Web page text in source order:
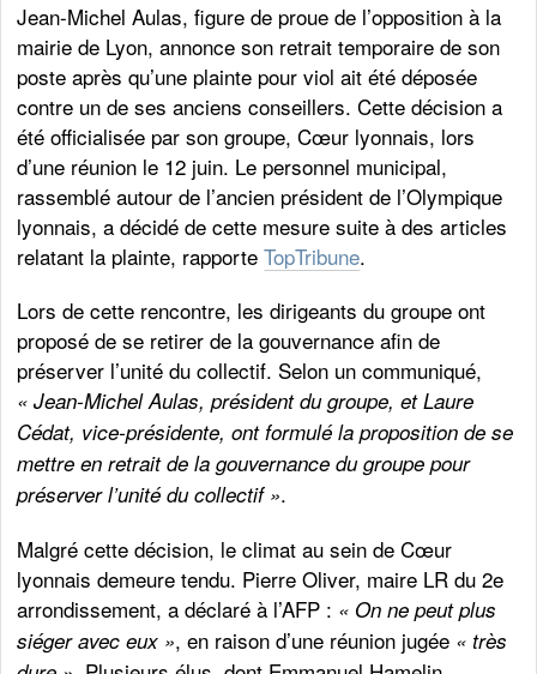
Jean-Michel Aulas, figure de proue de l’opposition à la
mairie de Lyon, annonce son retrait temporaire de son
poste après qu’une plainte pour viol ait été déposée
contre un de ses anciens conseillers. Cette décision a
été officialisée par son groupe, Cœur lyonnais, lors
d’une réunion le 12 juin. Le personnel municipal,
rassemblé autour de l’ancien président de l’Olympique
lyonnais, a décidé de cette mesure suite à des articles
relatant la plainte, rapporteTopTribune.
Lors de cette rencontre, les dirigeants du groupe ont
proposé de se retirer de la gouvernance afin de
préserver l’unité du collectif. Selon un communiqué,
« Jean-Michel Aulas, président du groupe, et Laure
Cédat, vice-présidente, ont formulé la proposition de se
mettre en retrait de la gouvernance du groupe pour
préserver l’unité du collectif ».
Malgré cette décision, le climat au sein de Cœur
lyonnais demeure tendu. Pierre Oliver, maire LR du 2e
arrondissement, a déclaré à l’AFP : « On ne peut plus
siéger avec eux », en raison d’une réunion jugée « très